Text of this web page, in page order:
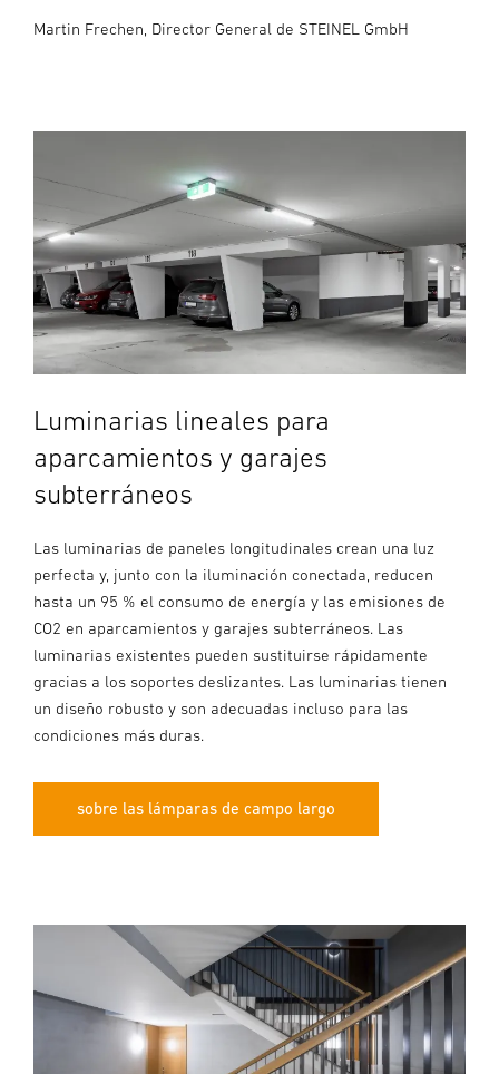
Martin Frechen, Director General de STEINEL GmbH
Luminarias lineales para
aparcamientos y garajes
subterráneos
Las luminarias de paneles longitudinales crean una luz
perfecta y, junto con la iluminación conectada, reducen
hasta un 95 % el consumo de energía y las emisiones de
CO2 en aparcamientos y garajes subterráneos. Las
luminarias existentes pueden sustituirse rápidamente
gracias a los soportes deslizantes. Las luminarias tienen
un diseño robusto y son adecuadas incluso para las
condiciones más duras.
sobre las lámparas de campo largo